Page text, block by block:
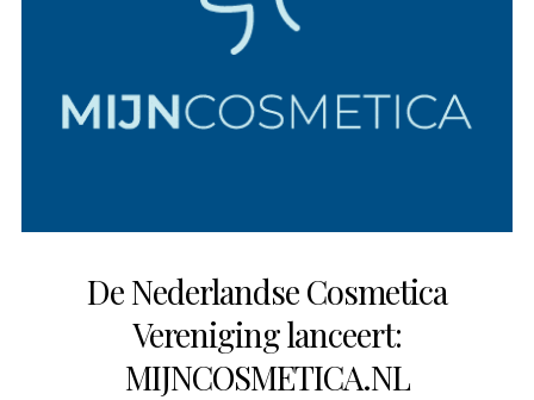
De Nederlandse Cosmetica
Vereniging lanceert:
MIJNCOSMETICA.NL